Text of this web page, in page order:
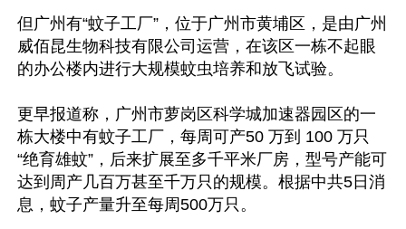
但广州有“蚊子工厂”，位于广州市黄埔区，是由广州
威佰昆生物科技有限公司运营，在该区一栋不起眼
的办公楼内进行大规模蚊虫培养和放飞试验。
更早报道称，广州市萝岗区科学城加速器园区的一
栋大楼中有蚊子工厂，每周可产50 万到 100 万只
“绝育雄蚊”，后来扩展至多千平米厂房，型号产能可
达到周产几百万甚至千万只的规模。根据中共5日消
息，蚊子产量升至每周500万只。